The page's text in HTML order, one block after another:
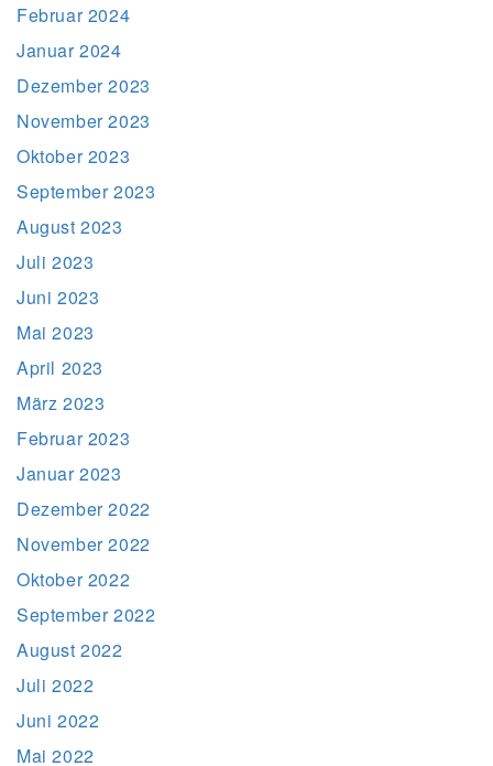
Februar 2024
Januar 2024
Dezember 2023
November 2023
Oktober 2023
September 2023
August 2023
Juli 2023
Juni 2023
Mai 2023
April 2023
März 2023
Februar 2023
Januar 2023
Dezember 2022
November 2022
Oktober 2022
September 2022
August 2022
Juli 2022
Juni 2022
Mai 2022